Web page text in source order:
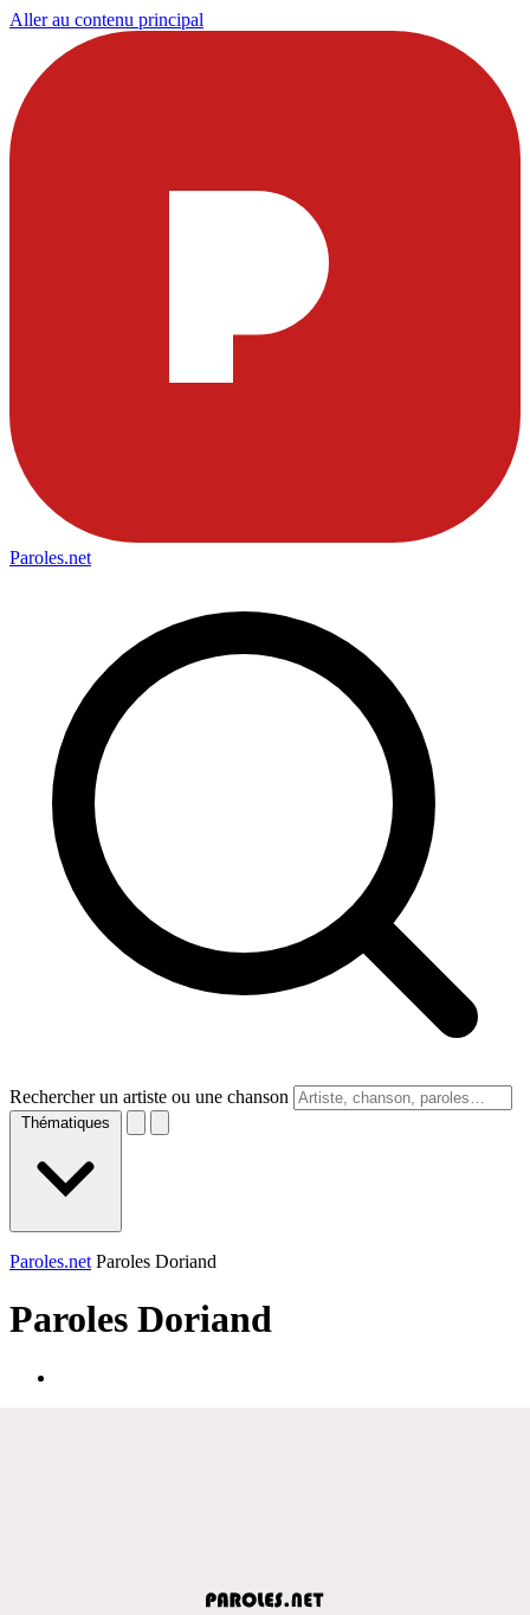
Aller au contenu principal
Paroles.net
Rechercher un artiste ou une chanson
Thématiques
Paroles.net Paroles Doriand
Paroles Doriand